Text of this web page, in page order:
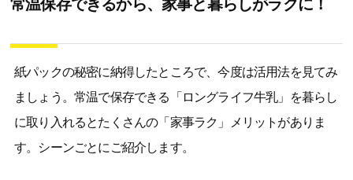
常温保存できるから、家事と暮らしがラクに！
紙パックの秘密に納得したところで、今度は活用法を見てみ
ましょう。常温で保存できる「ロングライフ牛乳」を暮らし
に取り入れるとたくさんの「家事ラク」メリットがありま
す。シーンごとにご紹介します。